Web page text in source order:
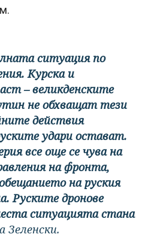
ситуация по
Курска и
– великденските
не обхващат тези
действия
удари остават.
все още се чува на
на фронта,
на руския
Руските дронове
ситуацията стана
Зеленски.